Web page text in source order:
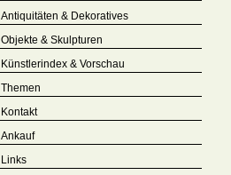
Antiquitäten & Dekoratives
Objekte & Skulpturen
Künstlerindex & Vorschau
Themen
Kontakt
Ankauf
Links